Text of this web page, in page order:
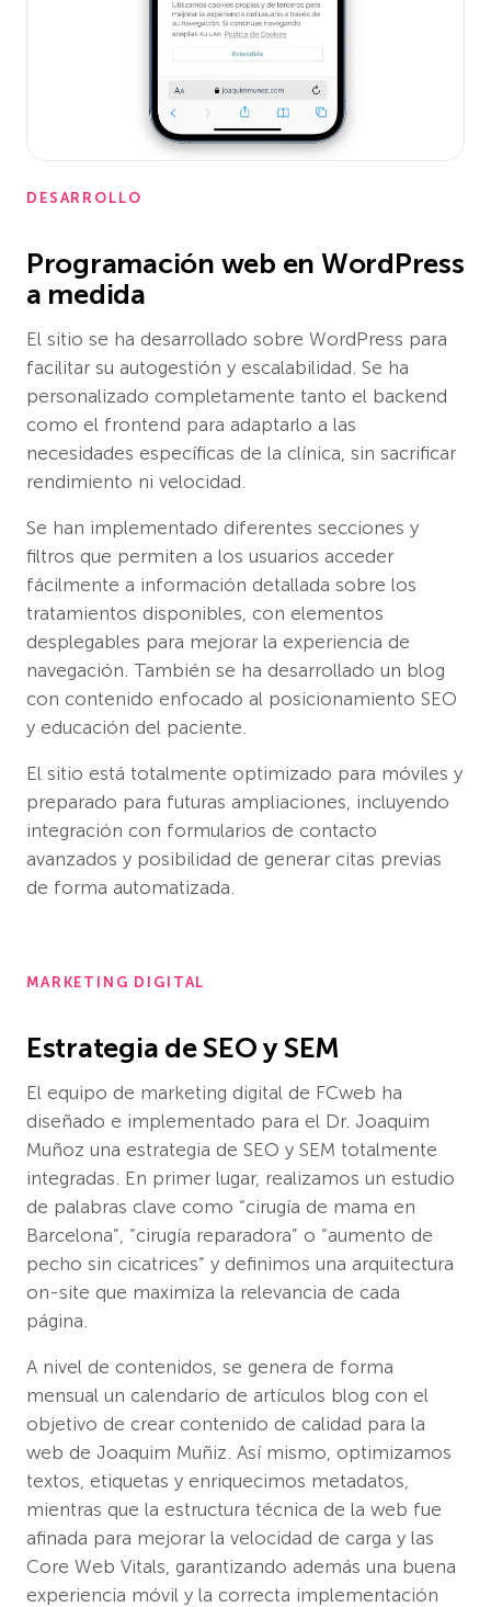
DESARROLLO
Programación web en WordPress
a medida
El sitio se ha desarrollado sobre WordPress para
facilitar su autogestión y escalabilidad. Se ha
personalizado completamente tanto el backend
como el frontend para adaptarlo a las
necesidades específicas de la clínica, sin sacrificar
rendimiento ni velocidad.
Se han implementado diferentes secciones y
filtros que permiten a los usuarios acceder
fácilmente a información detallada sobre los
tratamientos disponibles, con elementos
desplegables para mejorar la experiencia de
navegación. También se ha desarrollado un blog
con contenido enfocado al posicionamiento SEO
y educación del paciente.
El sitio está totalmente optimizado para móviles y
preparado para futuras ampliaciones, incluyendo
integración con formularios de contacto
avanzados y posibilidad de generar citas previas
de forma automatizada.
MARKETING DIGITAL
Estrategia de SEO y SEM
El equipo de marketing digital de FCweb ha
diseñado e implementado para el Dr. Joaquim
Muñoz una estrategia de SEO y SEM totalmente
integradas. En primer lugar, realizamos un estudio
de palabras clave como “cirugía de mama en
Barcelona”, “cirugía reparadora” o “aumento de
pecho sin cicatrices” y definimos una arquitectura
on-site que maximiza la relevancia de cada
página.
A nivel de contenidos, se genera de forma
mensual un calendario de artículos blog con el
objetivo de crear contenido de calidad para la
web de Joaquim Muñiz. Así mismo, optimizamos
textos, etiquetas y enriquecimos metadatos,
mientras que la estructura técnica de la web fue
afinada para mejorar la velocidad de carga y las
Core Web Vitals, garantizando además una buena
experiencia móvil y la correcta implementación